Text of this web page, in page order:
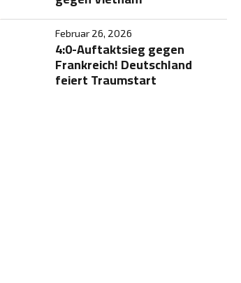
Februar 26, 2026
4:0-Auftaktsieg gegen
Frankreich! Deutschland
feiert Traumstart